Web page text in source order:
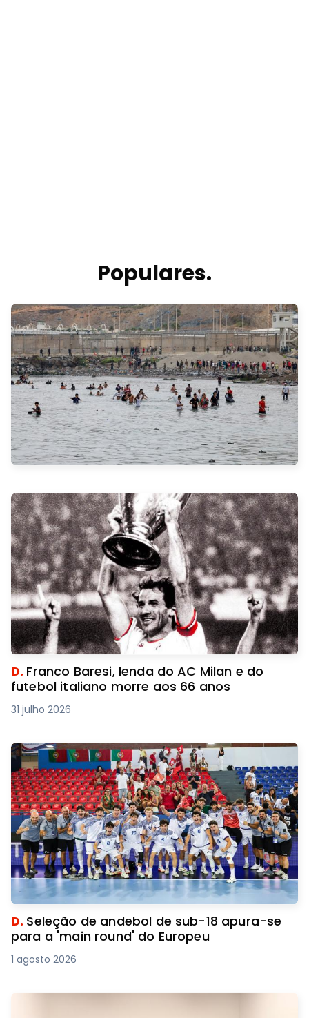
Populares.
D. Franco Baresi, lenda do AC Milan e do
futebol italiano morre aos 66 anos
31 julho 2026
D. Seleção de andebol de sub-18 apura-se
para a 'main round' do Europeu
1 agosto 2026